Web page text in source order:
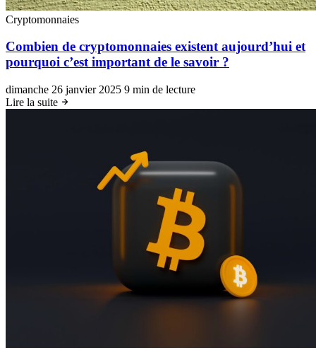
Cryptomonnaies
Combien de cryptomonnaies existent aujourd’hui et
pourquoi c’est important de le savoir ?
dimanche 26 janvier 2025 9 min de lecture
Lire la suite